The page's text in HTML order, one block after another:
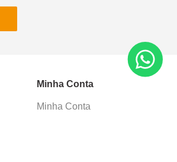
Minha Conta
Minha Conta